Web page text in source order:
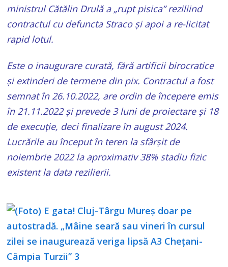
ministrul Cătălin Drulă a „rupt pisica” reziliind
contractul cu defuncta Straco și apoi a re-licitat
rapid lotul.
Este o inaugurare curată, fără artificii birocratice
și extinderi de termene din pix. Contractul a fost
semnat în 26.10.2022, are ordin de începere emis
în 21.11.2022 și prevede 3 luni de proiectare și 18
de execuție, deci finalizare în august 2024.
Lucrările au început în teren la sfârșit de
noiembrie 2022 la aproximativ 38% stadiu fizic
existent la data rezilierii.